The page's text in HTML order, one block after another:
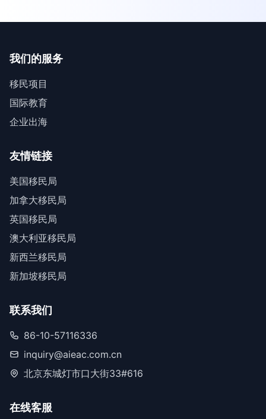
我们的服务
移民项目
国际教育
企业出海
友情链接
美国移民局
加拿大移民局
英国移民局
澳大利亚移民局
新西兰移民局
新加坡移民局
联系我们
86-10-57116336
inquiry@aieac.com.cn
北京东城灯市口大街33#616
在线客服